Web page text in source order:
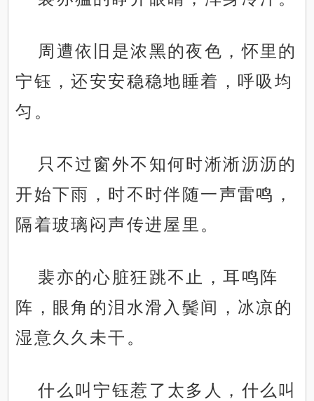
周遭依旧是浓黑的夜色，怀里的
宁钰，还安安稳稳地睡着，呼吸均
匀。
只不过窗外不知何时淅淅沥沥的
开始下雨，时不时伴随一声雷鸣，
隔着玻璃闷声传进屋里。
裴亦的心脏狂跳不止，耳鸣阵
阵，眼角的泪水滑入鬓间，冰凉的
湿意久久未干。
什么叫宁钰惹了太多人，什么叫